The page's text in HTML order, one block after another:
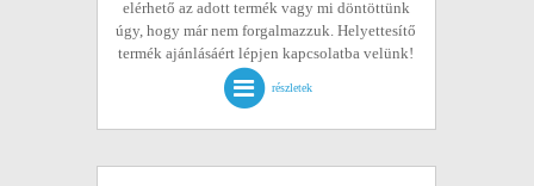
elérhető az adott termék vagy mi döntöttünk
úgy, hogy már nem forgalmazzuk. Helyettesítő
termék ajánlásáért lépjen kapcsolatba velünk!
részletek